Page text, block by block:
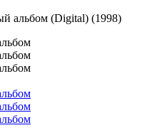
альбом (Digital) (1998)